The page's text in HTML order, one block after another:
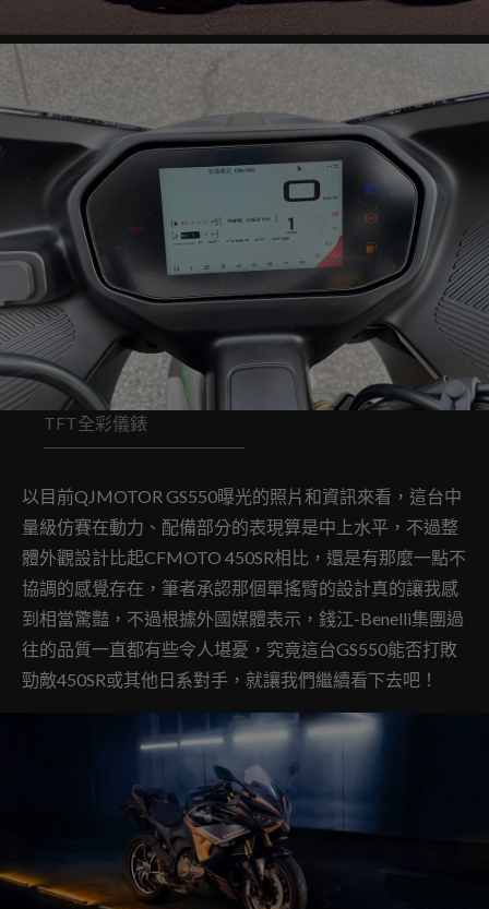
TFT全彩儀錶
以目前QJMOTOR GS550曝光的照片和資訊來看，這台中
量級仿賽在動力、配備部分的表現算是中上水平，不過整
體外觀設計比起CFMOTO 450SR相比，還是有那麼一點不
協調的感覺存在，筆者承認那個單搖臂的設計真的讓我感
到相當驚豔，不過根據外國媒體表示，錢江-Benelli集團過
往的品質一直都有些令人堪憂，究竟這台GS550能否打敗
勁敵450SR或其他日系對手，就讓我們繼續看下去吧！